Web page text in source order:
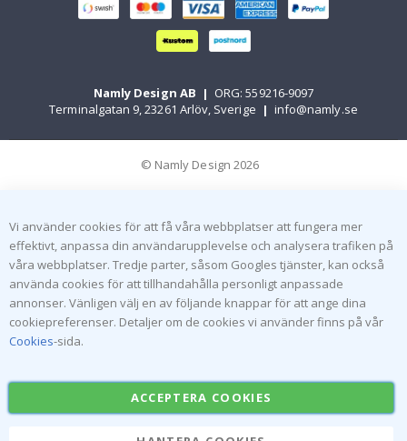
Namly Design AB | ORG: 559216-9097
Terminalgatan 9, 23261 Arlöv, Sverige | info@namly.se
© Namly Design 2026
Vi använder cookies för att få våra webbplatser att fungera mer
effektivt, anpassa din användarupplevelse och analysera trafiken på
våra webbplatser. Tredje parter, såsom Googles tjänster, kan också
använda cookies för att tillhandahålla personligt anpassade
annonser. Vänligen välj en av följande knappar för att ange dina
cookiepreferenser. Detaljer om de cookies vi använder finns på vår
Cookies-sida.
ACCEPTERA COOKIES